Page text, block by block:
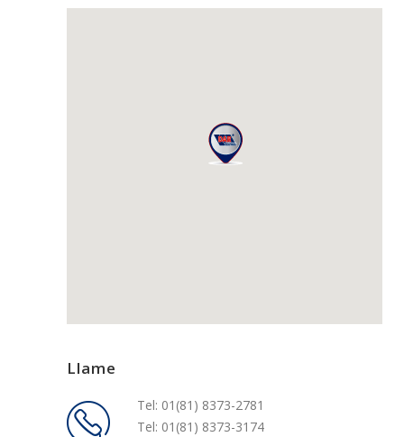
Llame
Tel: 01(81) 8373-2781
Tel: 01(81) 8373-3174